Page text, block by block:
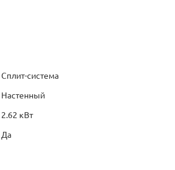
Сплит-система
Настенный
2.62 кВт
Да